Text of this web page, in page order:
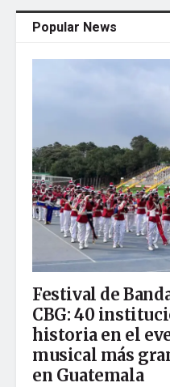
Popular News
Festival de
CBG: 40
historia en el
musical más
en Guatemala